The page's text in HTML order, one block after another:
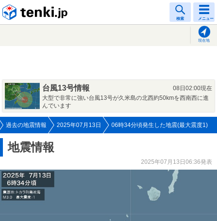
検索 メニュー
現在地
台風13号情報
08日02:00現在
大型で非常に強い台風13号が久米島の北西約50kmを西南西に進
んでいます
過去の地震情報 2025年07月13日 06時34分頃発生した地震(最大震度1)
地震情報
2025年07月13日06:36発表